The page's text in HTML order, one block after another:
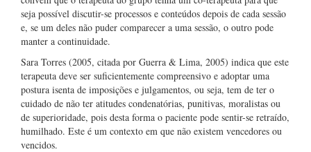
seja possível discutir-se processos e conteúdos depois de cada sessão
e, se um deles não puder comparecer a uma sessão, o outro pode
manter a continuidade.
Sara Torres (2005, citada por Guerra & Lima, 2005) indica que este
terapeuta deve ser suficientemente compreensivo e adoptar uma
postura isenta de imposições e julgamentos, ou seja, tem de ter o
cuidado de não ter atitudes condenatórias, punitivas, moralistas ou
de superioridade, pois desta forma o paciente pode sentir-se retraído,
humilhado. Este é um contexto em que não existem vencedores ou
vencidos.